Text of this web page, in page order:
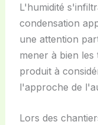
L'humidité
condensation
une attention
mener à bien
produit à
l'approche de
Lors des